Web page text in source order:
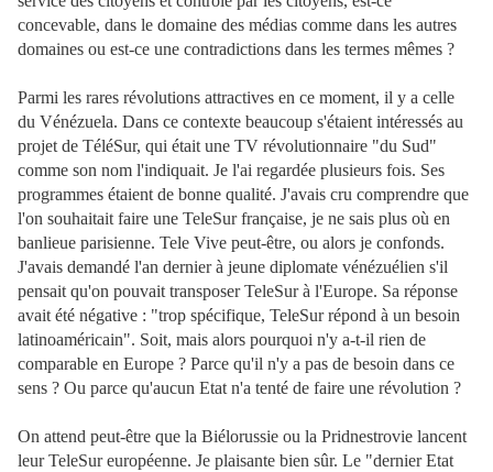
concevable, dans le domaine des médias comme dans les autres
domaines ou est-ce une contradictions dans les termes mêmes ?
Parmi les rares révolutions attractives en ce moment, il y a celle
du Vénézuela. Dans ce contexte beaucoup s'étaient intéressés au
projet de TéléSur, qui était une TV révolutionnaire "du Sud"
comme son nom l'indiquait. Je l'ai regardée plusieurs fois. Ses
programmes étaient de bonne qualité. J'avais cru comprendre que
l'on souhaitait faire une TeleSur française, je ne sais plus où en
banlieue parisienne. Tele Vive peut-être, ou alors je confonds.
J'avais demandé l'an dernier à jeune diplomate vénézuélien s'il
pensait qu'on pouvait transposer TeleSur à l'Europe. Sa réponse
avait été négative : "trop spécifique, TeleSur répond à un besoin
latinoaméricain". Soit, mais alors pourquoi n'y a-t-il rien de
comparable en Europe ? Parce qu'il n'y a pas de besoin dans ce
sens ? Ou parce qu'aucun Etat n'a tenté de faire une révolution ?
On attend peut-être que la Biélorussie ou la Pridnestrovie lancent
leur TeleSur européenne. Je plaisante bien sûr. Le "dernier Etat